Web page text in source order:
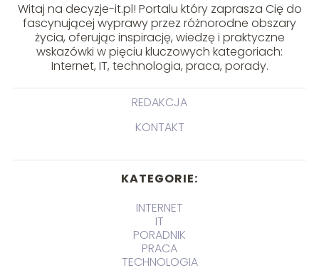
Witaj na decyzje-it.pl! Portalu który zaprasza Cię do
fascynującej wyprawy przez różnorodne obszary
życia, oferując inspirację, wiedzę i praktyczne
wskazówki w pięciu kluczowych kategoriach:
Internet, IT, technologia, praca, porady.
REDAKCJA
KONTAKT
KATEGORIE:
INTERNET
IT
PORADNIK
PRACA
TECHNOLOGIA